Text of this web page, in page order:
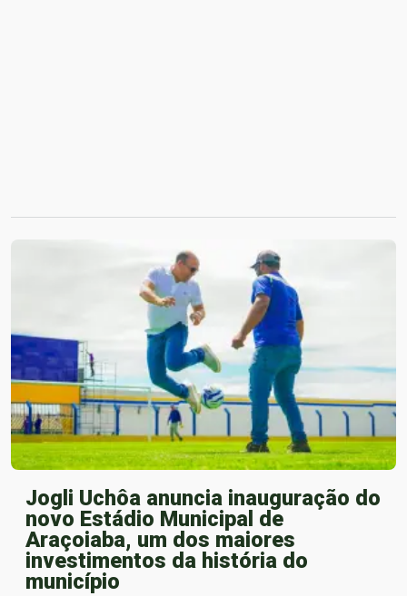
Jogli Uchôa anuncia inauguração do
novo Estádio Municipal de
Araçoiaba, um dos maiores
investimentos da história do
município